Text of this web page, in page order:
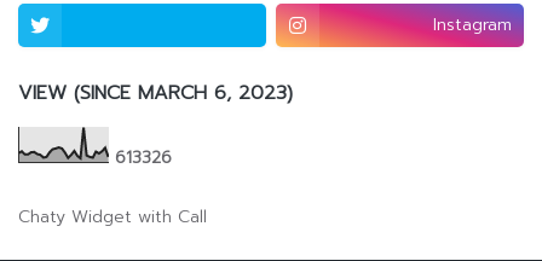
Instagram
VIEW (SINCE MARCH 6, 2023)
613326
Chaty Widget with Call